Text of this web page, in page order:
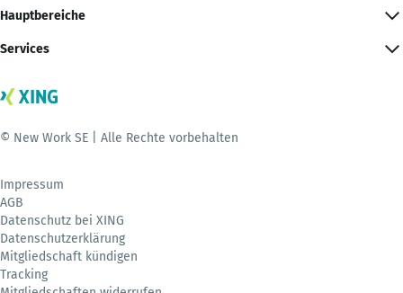
Hauptbereiche
Services
© New Work SE | Alle Rechte vorbehalten
Impressum
AGB
Datenschutz bei XING
Datenschutzerklärung
Mitgliedschaft kündigen
Tracking